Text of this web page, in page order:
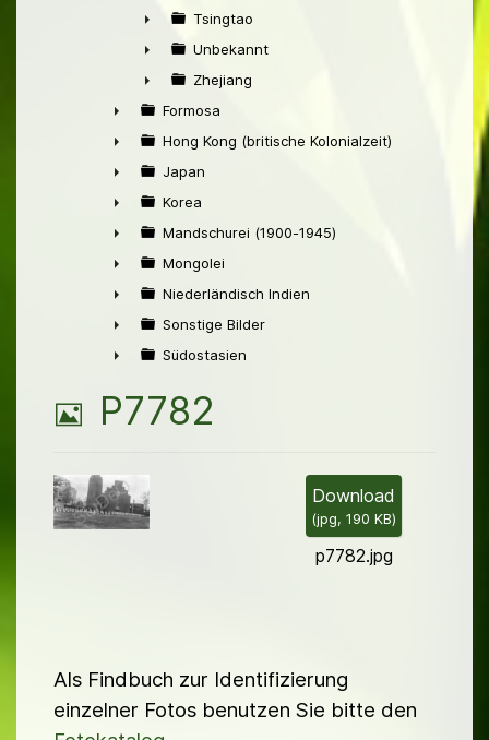
►
►
Tsingtao
►
Unbekannt
►
Zhejiang
►
Formosa
►
Hong Kong (britische Kolonialzeit)
►
Japan
►
Korea
►
Mandschurei (1900-1945)
►
Mongolei
►
Niederländisch Indien
►
Sonstige Bilder
Südostasien
B
l
P7782
Download
(jpg, 190 KB)
p7782.jpg
Als Findbuch zur Identifizierung
einzelner Fotos benutzen Sie bitte den